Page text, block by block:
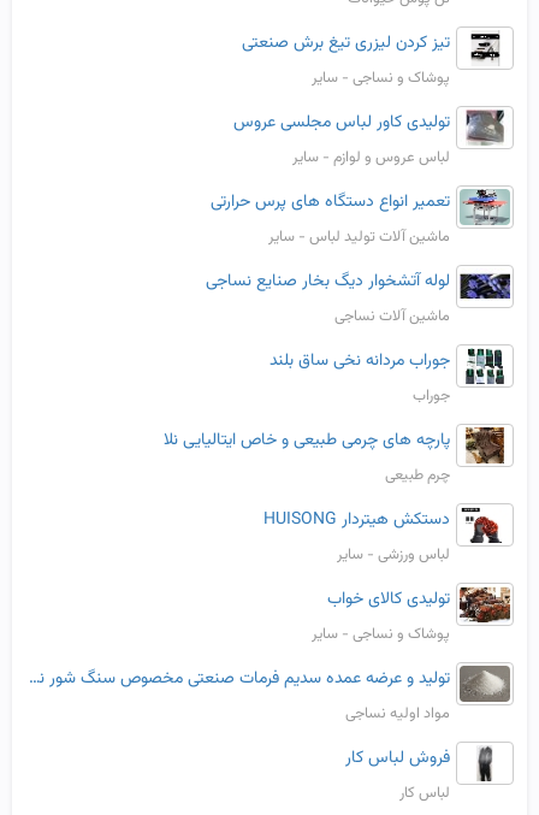
تیز کردن لیزری تیغ برش صنعتی
پوشاک و نساجی - سایر
تولیدی کاور لباس مجلسی عروس
لباس عروس و لوازم - سایر
تعمیر انواع دستگاه های پرس حرارتی
ماشین آلات تولید لباس - سایر
لوله آتشخوار دیگ بخار صنایع نساجی
ماشین آلات نساجی
جوراب مردانه نخی ساق بلند
جوراب
پارچه های چرمی طبیعی و خاص ایتالیایی نلا
چرم طبیعی
دستکش هیتردار HUISONG
لباس ورزشی - سایر
تولیدی کالای خواب
پوشاک و نساجی - سایر
تولید و عرضه عمده سدیم فرمات صنعتی مخصوص سنگ‌ شور نساجی
مواد اولیه نساجی
فروش لباس کار
لباس کار